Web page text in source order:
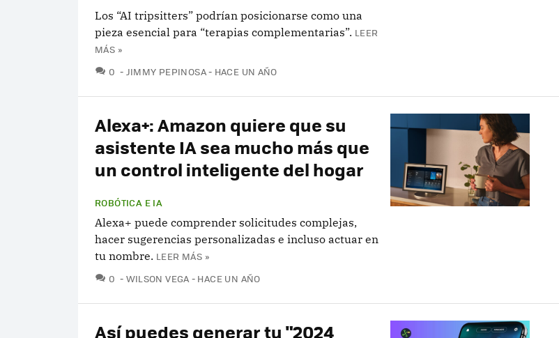
Los “AI tripsitters” podrían posicionarse como una
pieza esencial para “terapias complementarias”. LEER
MÁS »
0 COMENTARIOS
JIMMY PEPINOSA HACE UN AÑO
Alexa+: Amazon quiere que su
asistente IA sea mucho más que
un control inteligente del hogar
ROBÓTICA E IA
Alexa+ puede comprender solicitudes complejas,
hacer sugerencias personalizadas e incluso actuar en
tu nombre. LEER MÁS »
0 COMENTARIOS
WILSON VEGA HACE UN AÑO
Así puedes generar tu "2024